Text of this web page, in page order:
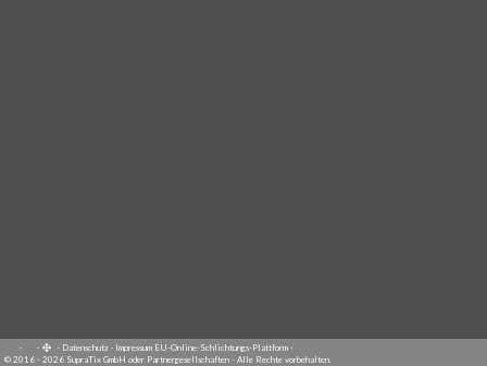
· · · Datenschutz · Impressum EU-Online-Schlichtungs-Plattform ·
© 2016 - 2026 SupraTix GmbH oder Partnergesellschaften - Alle Rechte vorbehalten.